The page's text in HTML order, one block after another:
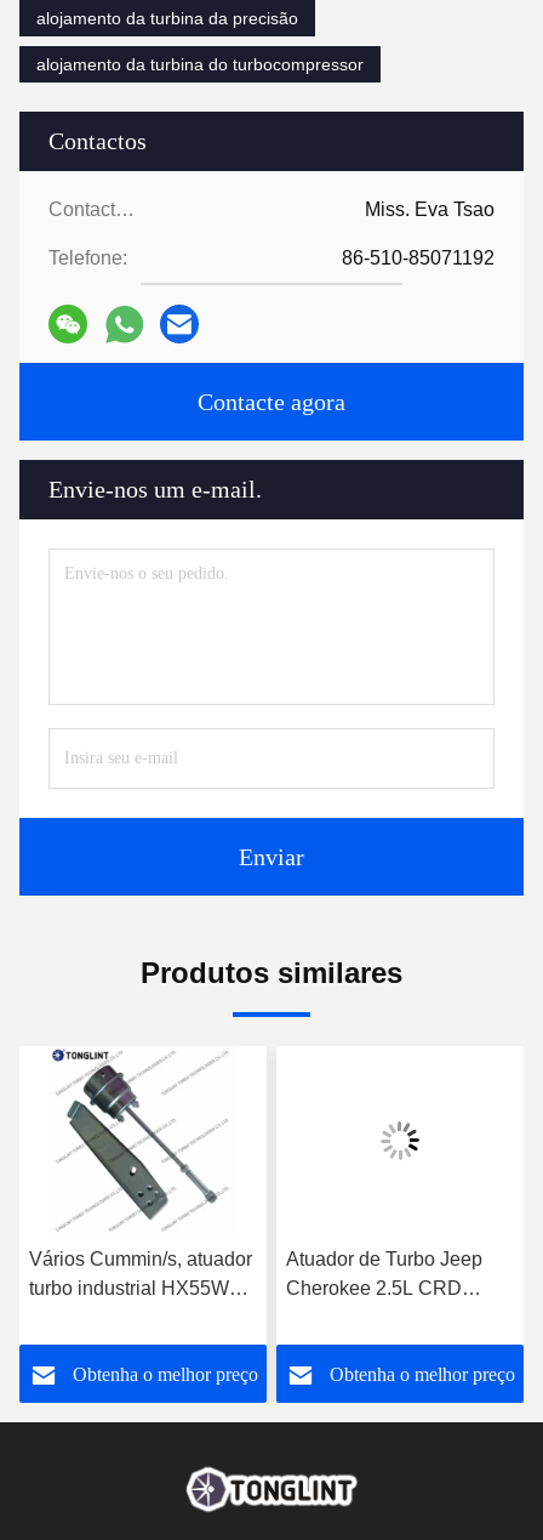
Contactos
Contactos: Miss. Eva Tsao
Telefone: 86-510-85071192
Contacte agora
Envie-nos um e-mail.
Enviar
alojamento da turbina da precisão
alojamento da turbina do turbocompressor
Produtos similares
Vários Cummin/s, atuador
turbo industrial HX55W
3592778
Obtenha o melhor preço
Atuador de Turbo Jeep
Cherokee 2.5L CRD
Turbocompressor
VF40A013 VA70
Obtenha o melhor preço